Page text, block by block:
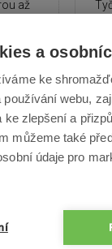
až
výkon
dní
3 : 02 : 12
na
5
a
ke
používání webu,
zlepšení a
můžeme také
údaje pro